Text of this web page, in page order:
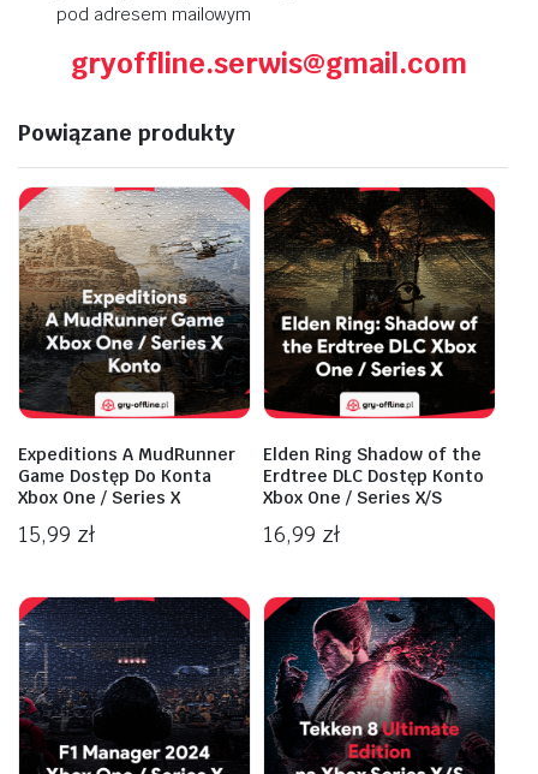
pod adresem mailowym
gryoffline.serwis@gmail.com
Powiązane produkty
Expeditions A MudRunner
Game Dostęp Do Konta
Xbox One / Series X
15,99 zł
Elden Ring Shadow of the
Erdtree DLC Dostęp Konto
Xbox One / Series X/S
16,99 zł